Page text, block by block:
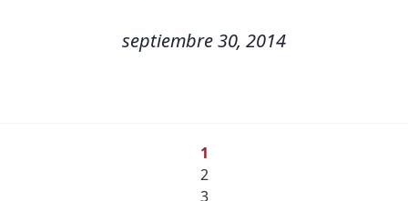
septiembre 30, 2014
1
2
3